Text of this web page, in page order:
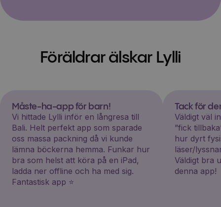
Föräldrar älskar Lylli
Måste-ha-app för barn!
Vi hittade Lylli inför en långresa till
Bali. Helt perfekt app som sparade
oss massa packning då vi kunde
lämna böckerna hemma. Funkar hur
bra som helst att köra på en iPad,
ladda ner offline och ha med sig.
Fantastisk app ⭐️
Tack för
Väldigt väl
”fick
hur dyrt
läser/
Väldigt bra
denna app!